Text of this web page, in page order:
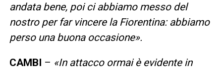
andata bene, poi ci abbiamo messo del
nostro per far vincere la Fiorentina: abbiamo
perso una buona occasione».
CAMBI – «In attacco ormai è evidente in